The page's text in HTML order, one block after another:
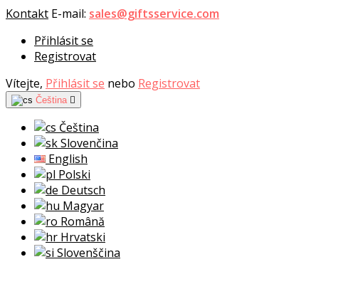
Kontakt E-mail: sales@giftsservice.com
Přihlásit se
Registrovat
Vítejte, Přihlásit se nebo Registrovat
Čeština 
Čeština
Slovenčina
English
Polski
Deutsch
Magyar
Română
Hrvatski
Slovenščina